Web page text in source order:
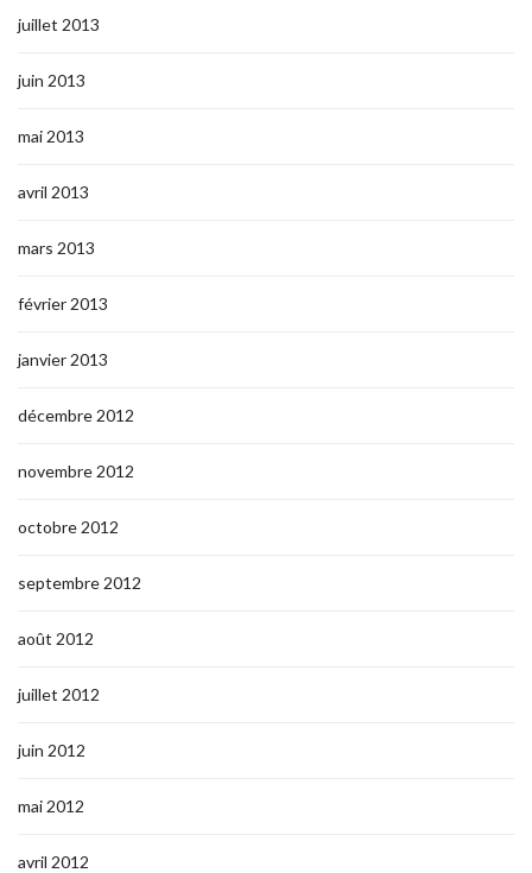
juillet 2013
juin 2013
mai 2013
avril 2013
mars 2013
février 2013
janvier 2013
décembre 2012
novembre 2012
octobre 2012
septembre 2012
août 2012
juillet 2012
juin 2012
mai 2012
avril 2012